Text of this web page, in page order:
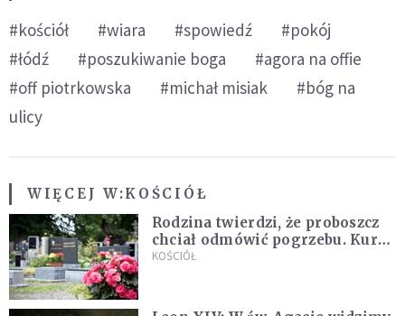
#kościół #wiara #spowiedź
#pokój
#łódź
#poszukiwanie boga
#agora na offie
#off piotrkowska
#michał misiak
#bóg na
ulicy
WIĘCEJ W:KOŚCIÓŁ
Rodzina twierdzi, że proboszcz
chciał odmówić pogrzebu. Kuria
zapowiada wyjaśnienia
KOŚCIÓŁ